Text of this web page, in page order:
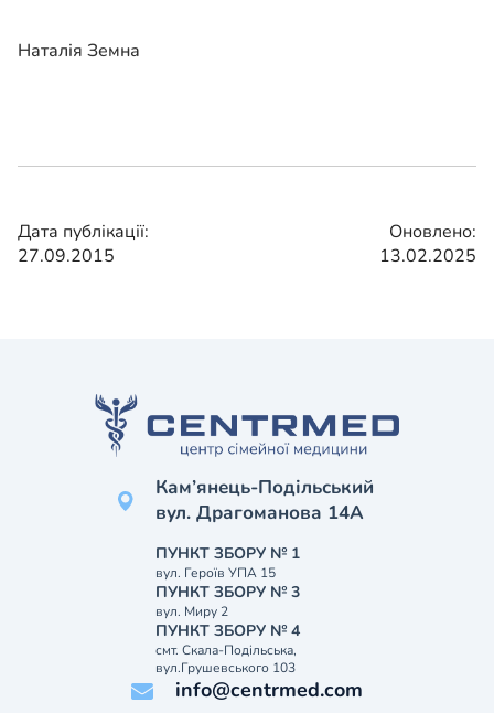
Наталія Земна
Дата публікації:
27.09.2015
Оновлено:
13.02.2025
Кам’янець-Подільський
вул. Драгоманова 14А
ПУНКТ ЗБОРУ № 1
вул. Героїв УПА 15
ПУНКТ ЗБОРУ № 3
вул. Миру 2
ПУНКТ ЗБОРУ № 4
смт. Скала-Подільська,
вул.Грушевського 103
info@centrmed.com